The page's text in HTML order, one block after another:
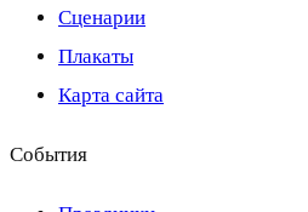
Сценарии
Плакаты
Карта сайта
События